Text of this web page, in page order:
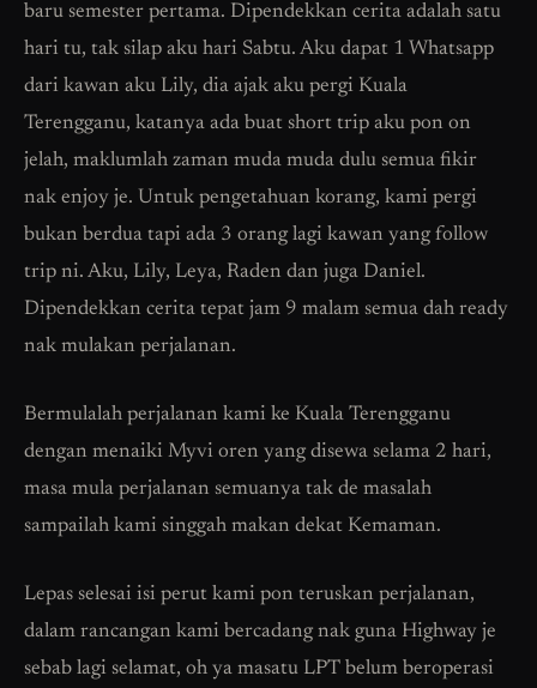
baru semester pertama. Dipendekkan cerita adalah satu
hari tu, tak silap aku hari Sabtu. Aku dapat 1 Whatsapp
dari kawan aku Lily, dia ajak aku pergi Kuala
Terengganu, katanya ada buat short trip aku pon on
jelah, maklumlah zaman muda muda dulu semua fikir
nak enjoy je. Untuk pengetahuan korang, kami pergi
bukan berdua tapi ada 3 orang lagi kawan yang follow
trip ni. Aku, Lily, Leya, Raden dan juga Daniel.
Dipendekkan cerita tepat jam 9 malam semua dah ready
nak mulakan perjalanan.
Bermulalah perjalanan kami ke Kuala Terengganu
dengan menaiki Myvi oren yang disewa selama 2 hari,
masa mula perjalanan semuanya tak de masalah
sampailah kami singgah makan dekat Kemaman.
Lepas selesai isi perut kami pon teruskan perjalanan,
dalam rancangan kami bercadang nak guna Highway je
sebab lagi selamat, oh ya masatu LPT belum beroperasi